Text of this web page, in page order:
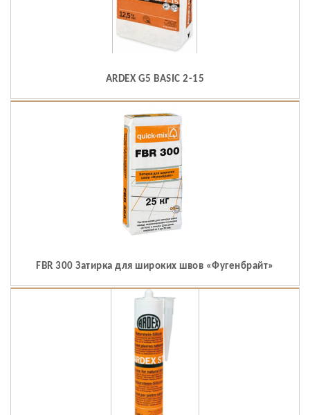
ARDEX G5 BASIC 2-15
FBR 300 Затирка для широких швов «Фугенбрайт»